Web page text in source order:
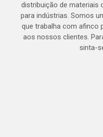
distribuição de materiais
para indústrias. Somos
que trabalha com afinco
aos nossos clientes.
sinta-